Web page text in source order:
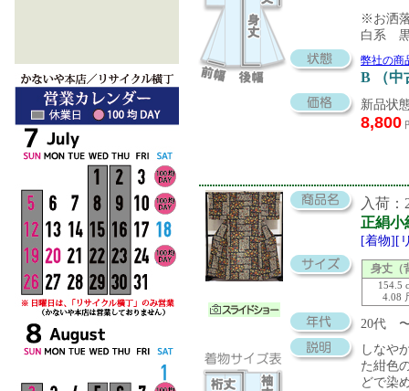
※お洒
白系
弊社の商
B （中
新品状
8,800
入荷：
正絹小
[着物][
身丈（
154.5
4.08
20代
しなや
た紺色
どで染